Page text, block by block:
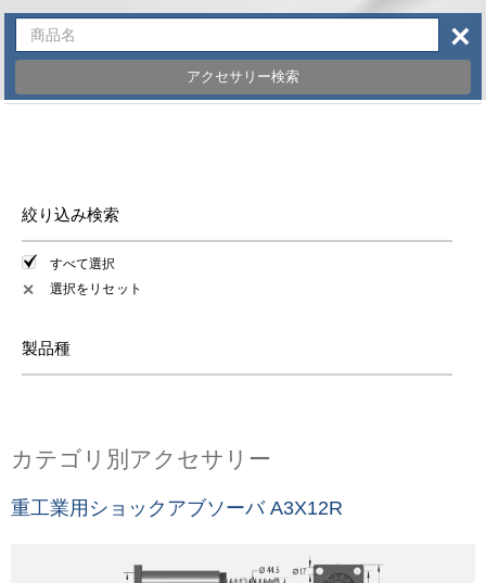
アクセサリー検索
×
絞り込み検索
すべて選択
✕ 選択をリセット
製品種
カテゴリ別アクセサリー
重工業用ショックアブソーバ A3X12R